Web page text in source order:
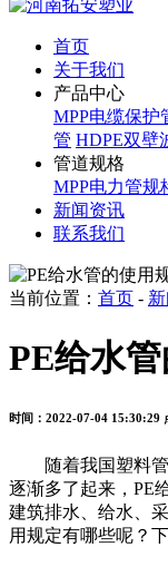
首页
关于我们
产品中心
MPP电缆保护
管 HDPE双壁
管道规格
MPP电力管规
新闻资讯
联系我们
当前位置： 首页 -
PE给水
时间：2022-07-04 15:30:29
随着我国塑料管
逐渐多了起来， PE
建筑排水、给水、
用规定有哪些呢？